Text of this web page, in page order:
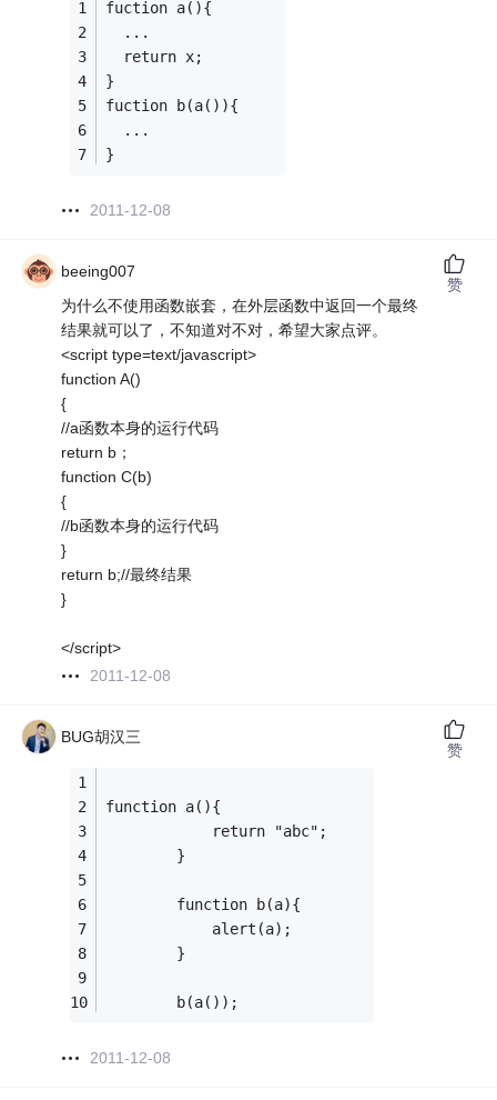
fuction a(){
  ...
  return x;
}
fuction b(a()){
  ...
}
2011-12-08
beeing007
为什么不使用函数嵌套，在外层函数中返回一个最终
结果就可以了，不知道对不对，希望大家点评。
<script type=text/javascript>
function A()
{
//a函数本身的运行代码
return b；
function C(b)
{
//b函数本身的运行代码
}
return b;//最终结果
}
</script>
2011-12-08
赞
BUG胡汉三
function a(){
			return "abc";
		}
		function b(a){
			alert(a);
		}
		b(a());
2011-12-08
赞